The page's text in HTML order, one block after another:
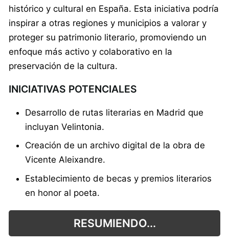
histórico y cultural en España. Esta iniciativa podría
inspirar a otras regiones y municipios a valorar y
proteger su patrimonio literario, promoviendo un
enfoque más activo y colaborativo en la
preservación de la cultura.
INICIATIVAS POTENCIALES
Desarrollo de rutas literarias en Madrid que
incluyan Velintonia.
Creación de un archivo digital de la obra de
Vicente Aleixandre.
Establecimiento de becas y premios literarios
en honor al poeta.
RESUMIENDO...